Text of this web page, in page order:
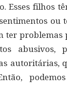
Esses filhos
ou
ter problemas
abusivos,
autoritárias,